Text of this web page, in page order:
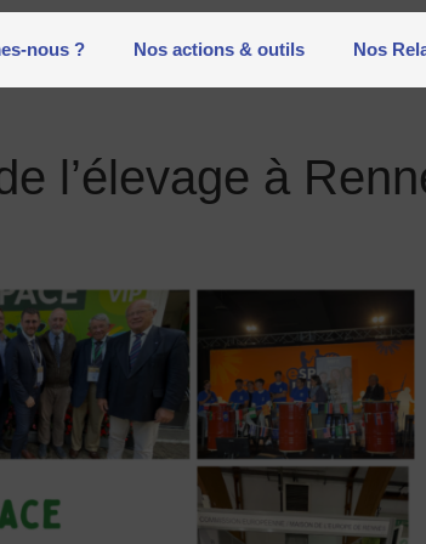
nous ? Nos actions & outils Nos
l’élevage à